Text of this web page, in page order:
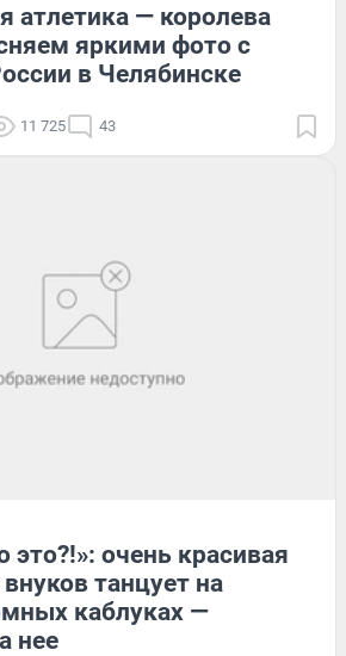
атлетика — королева
яркими фото с
в Челябинске
11 725 43
это?!»: очень красивая
танцует на
каблуках —
нее